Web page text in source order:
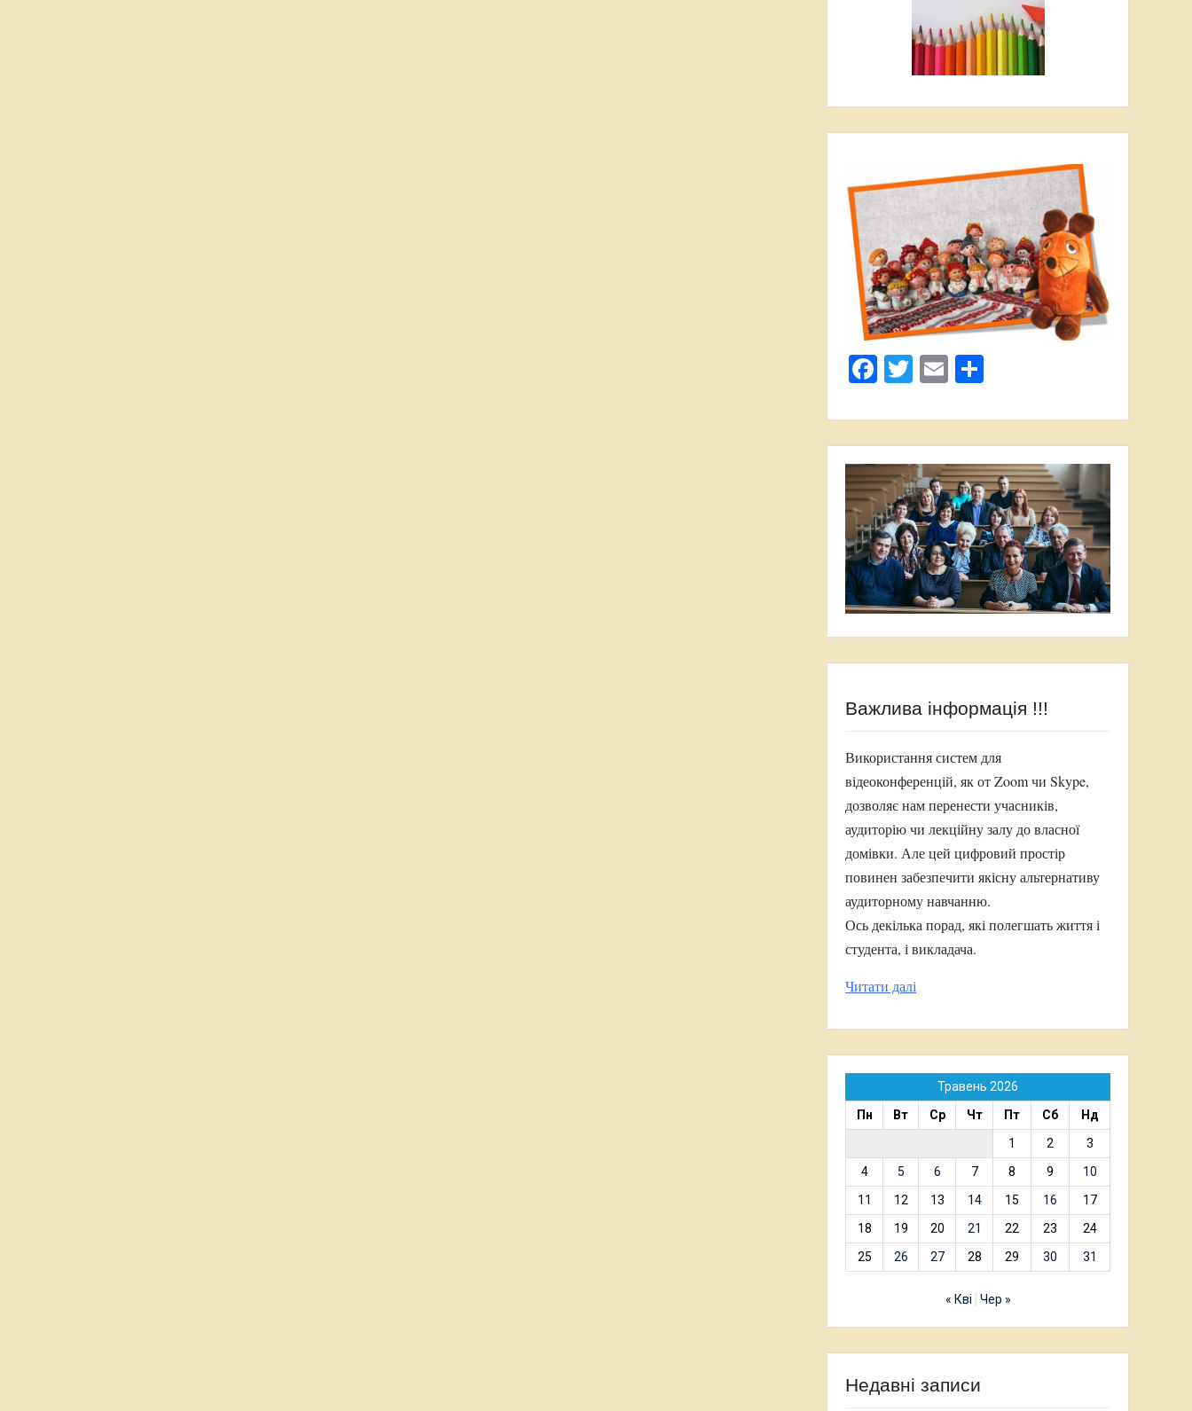
Facebook
Twitter
Email
Важлива інформація !!!
Використання систем для
відеоконференцій, як от Zoom чи Skype,
дозволяє нам перенести учасників,
аудиторію чи лекційну залу до власної
домівки. Але цей цифровий простір
повинен забезпечити якісну альтернативу
аудиторному навчанню.
Ось декілька порад, які полегшать життя і
студента, і викладача.
Читати далі
Травень 2026
Пн
Вт Ср Чт Пт Сб
Нд
1
2
3
4
5 6 7 8 9
10
11
12 13 14 15 16
17
18
19 20 21 22 23
24
25
26 27 28 29 30 31
« Кві Чер »
Недавні записи